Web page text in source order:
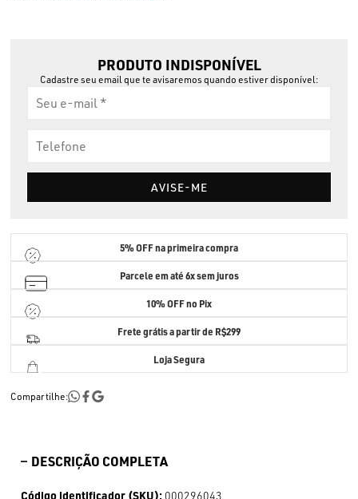
PRODUTO INDISPONÍVEL
Cadastre seu email que te avisaremos quando estiver disponível:
AVISE-ME
5% OFFna primeira compra
Parcele em até6x sem juros
10% OFF no Pix
Frete grátis a partir de R$299
Loja Segura
Compartilhe:
DESCRIÇÃO COMPLETA
Código identificador (SKU): 000296043